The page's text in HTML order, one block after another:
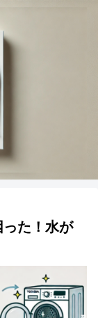
った！水が